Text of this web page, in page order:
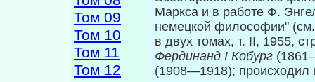
Том 09
Том 10
Том 11
Том 12
Маркса и в работе Ф.
немецкой философии"
в двух томах, т. II, 1955,
Фердинанд I Кобург
(1908—1918); происхо­дил